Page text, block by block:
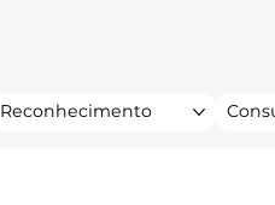
Reconhecimento